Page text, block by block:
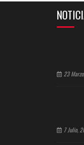
23
7 Julio,